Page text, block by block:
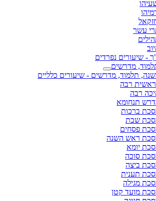
עשר
- שיעורים נפרדים
מדרשים
תלמוד, מדרשים - שיעורים כלליים
רבה
רבה
תנחומא
ברכות
שבת
פסחים
ראש השנה
יומא
סוכה
ביצה
תענית
מגילה
מועד קטן